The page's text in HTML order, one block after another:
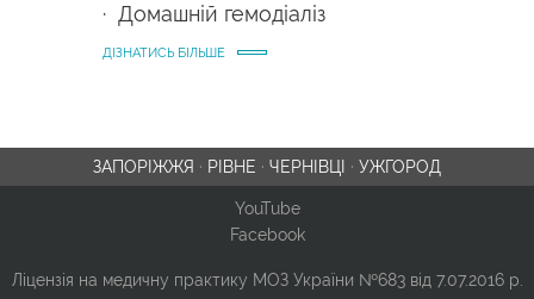
· Домашній гемодіаліз
ДІЗНАТИСЬ БІЛЬШЕ
ЗАПОРІЖЖЯ · РІВНЕ · ЧЕРНІВЦІ · УЖГОРОД
YouTube
Facebook
Ліцензія на медичну практику МОЗ України №683 від 7.07.2016 р.